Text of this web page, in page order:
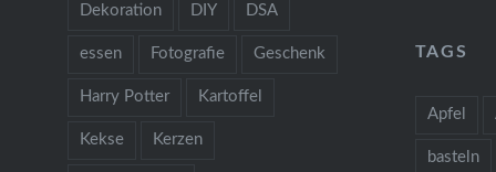
Dekoration DIY DSA
essen Fotografie Geschenk
Harry Potter Kartoffel
Kekse Kerzen
TAGS
Apfel
basteln